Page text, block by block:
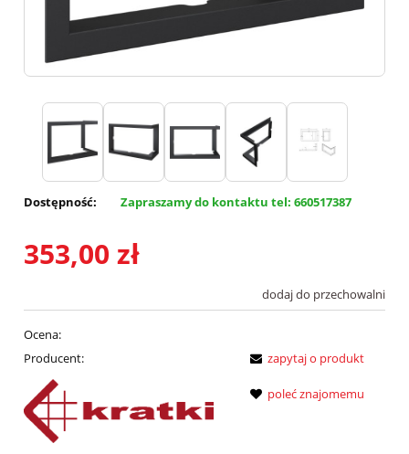
Dostępność: Zapraszamy do kontaktu tel: 660517387
353,00 zł
dodaj do przechowalni
Ocena:
Producent:
zapytaj o produkt
poleć znajomemu